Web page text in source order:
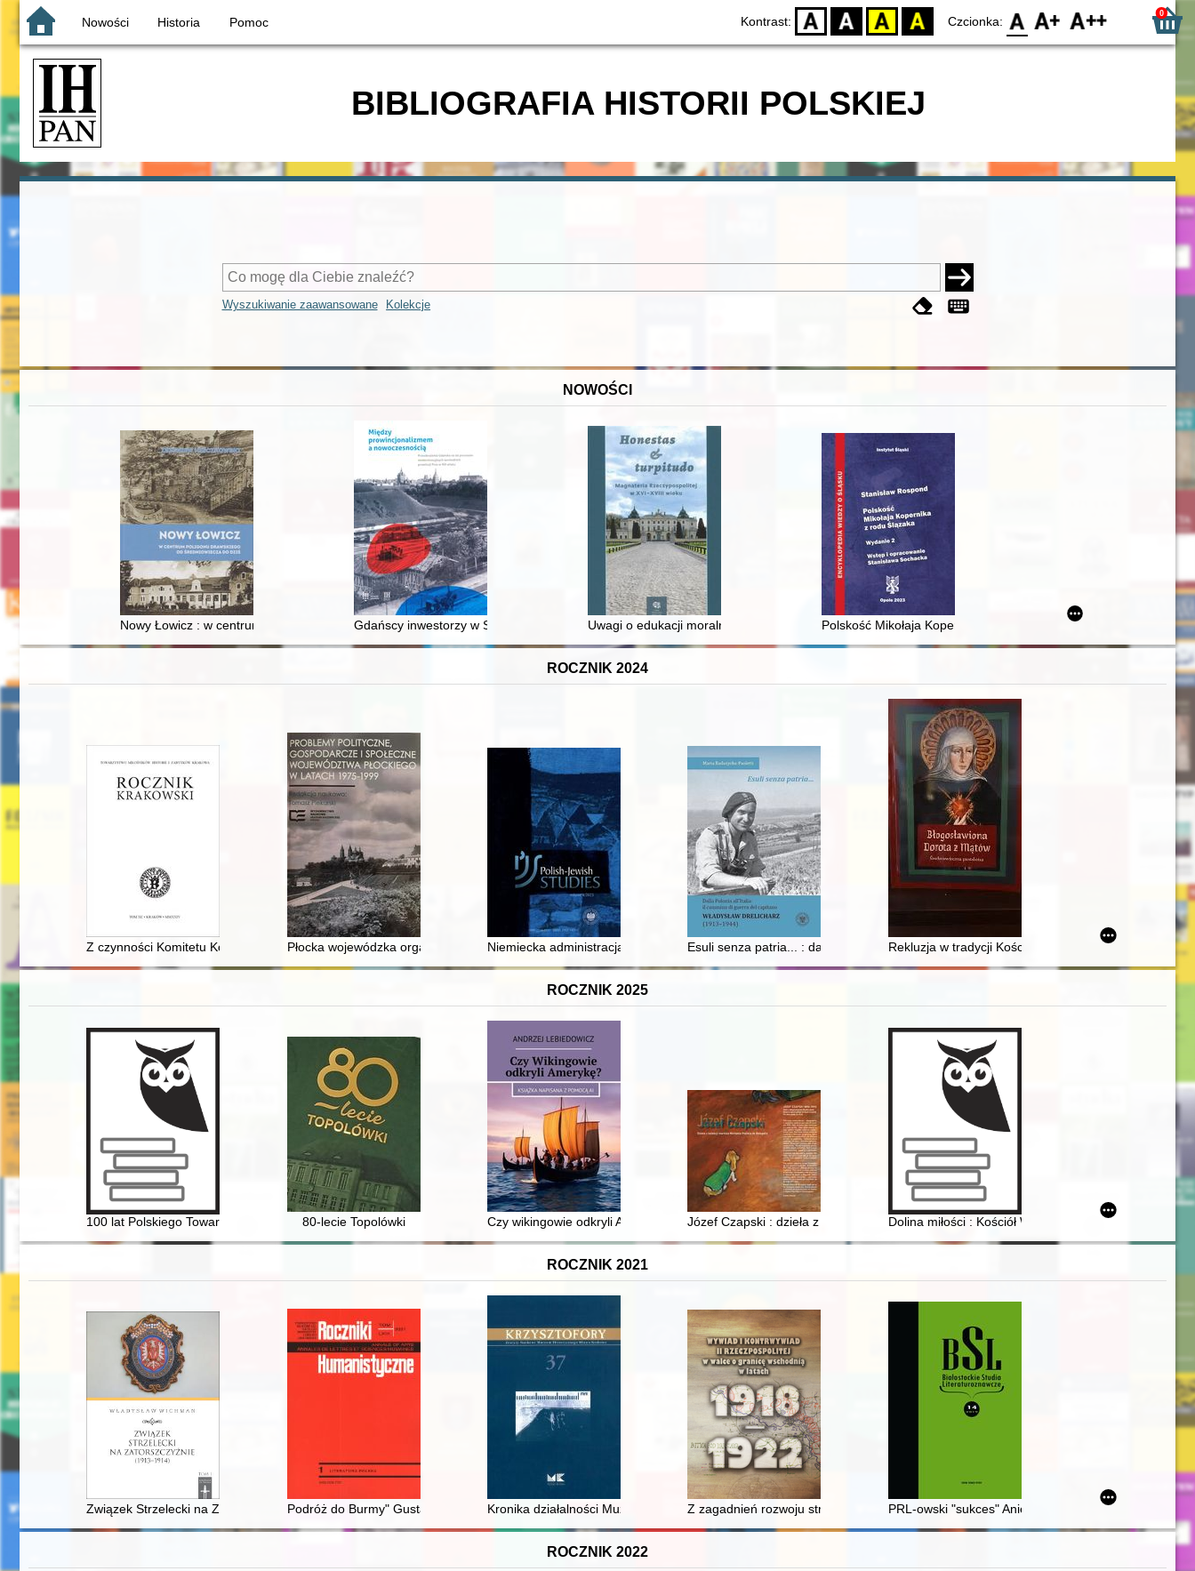
Nowości Historia Pomoc Kontrast: D BW YB BY Czcionka: F0 F1 F2 0
BIBLIOGRAFIA HISTORII POLSKIEJ
Wyszukiwanie zaawansowane Kolekcje
NOWOŚCI
Nowy Łowicz : w centrum poligonu drawskiego od średniowiecza do dziśGdańscy inwestorzy w Sopocie : prestiż finansowy i towarzyski lokalnego mieszczaństwa w 2. poł. XIX w
Uwagi o edukacji moralnej synów szlacheckich w XVI-wiecznej Rzeczypospolitej
Polskość Mikołaja Kopernika z rodu Ślązaka
ROCZNIK 2024
Z czynności Komitetu Kopca Kościuszki od 5 kwietnia 2023 do 12 kwietnia 2024 r
Płocka wojewódzka organizacja Zjednoczonego Stronnictwa Ludowego w świetle dokumentacji własnej w latach 1975-1989
Niemiecka administracja gminna w Generalnym Gubernatorstwie i jej pozostałość aktowa do badań nad relacjami polsko-
Esuli senza patria... : dalla Polonia all’Italia : il cammino di guerra del capitano
Rekluzja w tradycji Kościoła do końca XV w. : próba
ROCZNIK 2025
100 lat Polskiego Towarzystwa Teologicznego 1924-2024 : przeszłość, teraźniejszość, przyszłość
80-lecie Topolówki Czy wikingowie odkryli Amerykę? Józef Czapski : dzieła z kolekcji markiza Michaela Popiela de Boisgelin
Dolina miłości : Kościół Wniebowzięcia Najświętszej
ROCZNIK 2021
Związek Strzelecki na Zatorszczyźnie (1913-1914)Podróż do Burmy" Gustawa Herlinga-Grudzińskiego - perspektywy badawcze : rekonesans
Kronika działalności Muzeum Krakowa w 2018 rokuZ zagadnień rozwoju struktur terenowych polskiego wywiadu i kontrwywiadu
PRL-owski "sukces" Anieli Gruszeckiej
ROCZNIK 2022